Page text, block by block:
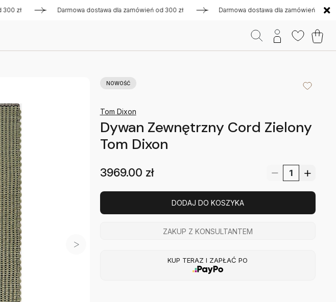
Darmowa dostawa dla zamówień od 300 zł Darmowa dostawa dla zamówień od 300 zł
NOWOŚĆ
Tom Dixon
Dywan Zewnętrzny Cord Zielony
Tom Dixon
3969.00 zł
DODAJ DO KOSZYKA
ZAKUP Z KONSULTANTEM
KUP TERAZ I ZAPŁAĆ PO